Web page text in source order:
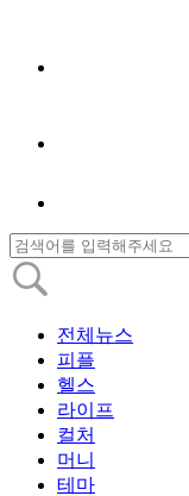
전체뉴스
피플
헬스
라이프
컬처
머니
테마